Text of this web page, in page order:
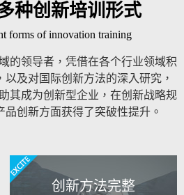
种创新培训形式
forms of innovation training
的领导者，凭借在各个行业领域积
及对国际创新方法的深入研究，
其成为创新型企业，在创新战略规
创新方面获得了突破性提升。
创新方法完整